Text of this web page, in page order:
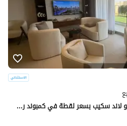
استلم شقة متشطبة بالكامل فيو لاند سكيب بسعر لقطة في كمبوند روك ايدن علي طريق زويل بجانب o west